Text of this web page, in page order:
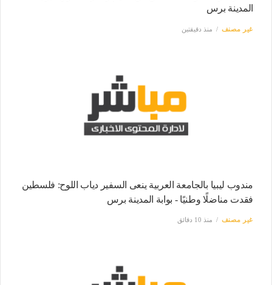
المدينة برس
غير مصنف منذ دقيقتين
مندوب ليبيا بالجامعة العربية ينعى السفير دياب اللوح: فلسطين
فقدت مناضلًا وطنيًا - بوابة المدينة برس
غير مصنف منذ 10 دقائق